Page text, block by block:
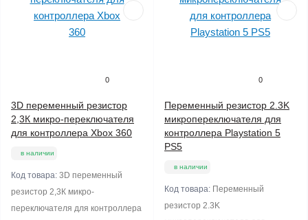
0
3D переменный резистор
2,3К микро-переключателя
для контроллера Xbox 360
в наличии
Код товара: 3D переменный
резистор 2,3К микро-
переключателя для контроллера
0
Переменный резистор 2.3K
микропереключателя для
контроллера Playstation 5
PS5
в наличии
Код товара: Переменный
резистор 2.3K